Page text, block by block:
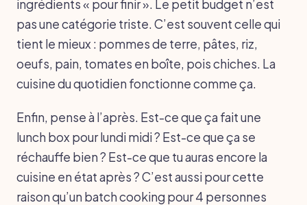
ingrédients « pour finir ». Le petit budget n’est
pas une catégorie triste. C’est souvent celle qui
tient le mieux : pommes de terre, pâtes, riz,
oeufs, pain, tomates en boîte, pois chiches. La
cuisine du quotidien fonctionne comme ça.
Enfin, pense à l’après. Est-ce que ça fait une
lunch box pour lundi midi ? Est-ce que ça se
réchauffe bien ? Est-ce que tu auras encore la
cuisine en état après ? C’est aussi pour cette
raison qu’un batch cooking pour 4 personnes